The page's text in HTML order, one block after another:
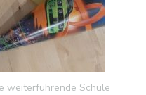
weiterführende Schule